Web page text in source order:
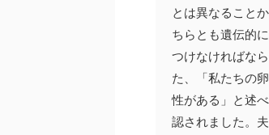
とは異なること
ちらとも遺伝的
つけなければな
た、「私たちの
性がある」と述
認されました。